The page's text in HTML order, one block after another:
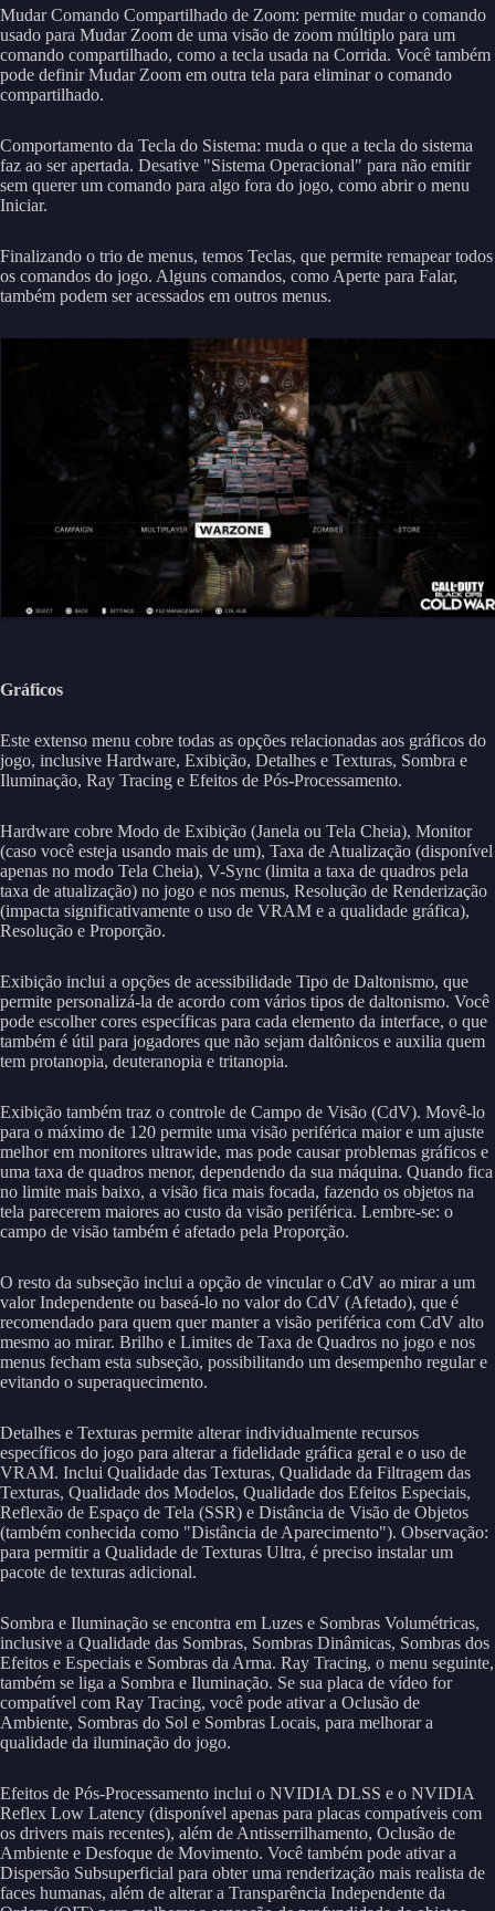
Mudar Comando Compartilhado de Zoom: permite mudar o comando
usado para Mudar Zoom de uma visão de zoom múltiplo para um
comando compartilhado, como a tecla usada na Corrida. Você também
pode definir Mudar Zoom em outra tela para eliminar o comando
compartilhado.
Comportamento da Tecla do Sistema: muda o que a tecla do sistema
faz ao ser apertada. Desative "Sistema Operacional" para não emitir
sem querer um comando para algo fora do jogo, como abrir o menu
Iniciar.
Finalizando o trio de menus, temos Teclas, que permite remapear todos
os comandos do jogo. Alguns comandos, como Aperte para Falar,
também podem ser acessados em outros menus.
Gráficos
Este extenso menu cobre todas as opções relacionadas aos gráficos do
jogo, inclusive Hardware, Exibição, Detalhes e Texturas, Sombra e
Iluminação, Ray Tracing e Efeitos de Pós-Processamento.
Hardware cobre Modo de Exibição (Janela ou Tela Cheia), Monitor
(caso você esteja usando mais de um), Taxa de Atualização (disponível
apenas no modo Tela Cheia), V-Sync (limita a taxa de quadros pela
taxa de atualização) no jogo e nos menus, Resolução de Renderização
(impacta significativamente o uso de VRAM e a qualidade gráfica),
Resolução e Proporção.
Exibição inclui a opções de acessibilidade Tipo de Daltonismo, que
permite personalizá-la de acordo com vários tipos de daltonismo. Você
pode escolher cores específicas para cada elemento da interface, o que
também é útil para jogadores que não sejam daltônicos e auxilia quem
tem protanopia, deuteranopia e tritanopia.
Exibição também traz o controle de Campo de Visão (CdV). Movê-lo
para o máximo de 120 permite uma visão periférica maior e um ajuste
melhor em monitores ultrawide, mas pode causar problemas gráficos e
uma taxa de quadros menor, dependendo da sua máquina. Quando fica
no limite mais baixo, a visão fica mais focada, fazendo os objetos na
tela parecerem maiores ao custo da visão periférica. Lembre-se: o
campo de visão também é afetado pela Proporção.
O resto da subseção inclui a opção de vincular o CdV ao mirar a um
valor Independente ou baseá-lo no valor do CdV (Afetado), que é
recomendado para quem quer manter a visão periférica com CdV alto
mesmo ao mirar. Brilho e Limites de Taxa de Quadros no jogo e nos
menus fecham esta subseção, possibilitando um desempenho regular e
evitando o superaquecimento.
Detalhes e Texturas permite alterar individualmente recursos
específicos do jogo para alterar a fidelidade gráfica geral e o uso de
VRAM. Inclui Qualidade das Texturas, Qualidade da Filtragem das
Texturas, Qualidade dos Modelos, Qualidade dos Efeitos Especiais,
Reflexão de Espaço de Tela (SSR) e Distância de Visão de Objetos
(também conhecida como "Distância de Aparecimento"). Observação:
para permitir a Qualidade de Texturas Ultra, é preciso instalar um
pacote de texturas adicional.
Sombra e Iluminação se encontra em Luzes e Sombras Volumétricas,
inclusive a Qualidade das Sombras, Sombras Dinâmicas, Sombras dos
Efeitos e Especiais e Sombras da Arma. Ray Tracing, o menu seguinte,
também se liga a Sombra e Iluminação. Se sua placa de vídeo for
compatível com Ray Tracing, você pode ativar a Oclusão de
Ambiente, Sombras do Sol e Sombras Locais, para melhorar a
qualidade da iluminação do jogo.
Efeitos de Pós-Processamento inclui o NVIDIA DLSS e o NVIDIA
Reflex Low Latency (disponível apenas para placas compatíveis com
os drivers mais recentes), além de Antisserrilhamento, Oclusão de
Ambiente e Desfoque de Movimento. Você também pode ativar a
Dispersão Subsuperficial para obter uma renderização mais realista de
faces humanas, além de alterar a Transparência Independente da